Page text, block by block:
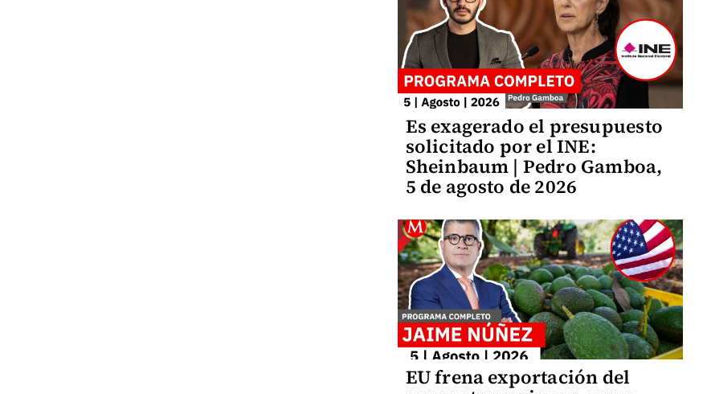
Es exagerado el presupuesto
solicitado por el INE:
Sheinbaum | Pedro Gamboa,
5 de agosto de 2026
EU frena exportación del